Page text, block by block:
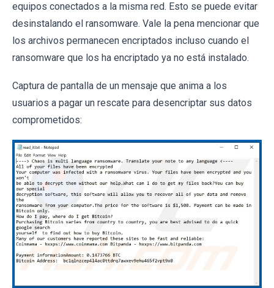
equipos conectados a la misma red. Esto se puede evitar
desinstalando el ransomware. Vale la pena mencionar que
los archivos permanecen encriptados incluso cuando el
ransomware que los ha encriptado ya no está instalado.
Captura de pantalla de un mensaje que anima a los
usuarios a pagar un rescate para desencriptar sus datos
comprometidos: